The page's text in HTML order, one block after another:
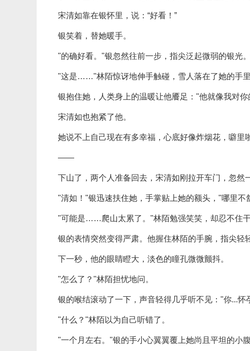
宋清如靠在银怀里，说：“好看！”
银笑着，替她暖手。
"的确好看。"银忽然往前一步，指尖泛起微弱的银光
"这是……"林陌惊讶地伸手触碰，雪人落在了她的手里
银抱住她，人类身上的温暖让他餍足："他就像我对
宋清如也抱紧了他。
她说不上自己现在有多幸福，心底好像炸烟花，噼里
——
下山了，两个人准备回去，宋清如刚拉开车门，忽然
"清如！"银迅速扶住她，手掌贴上她的额头，"哪里不
"可能是……爬山太累了。"林陌勉强笑笑，却忍不住干
银的表情突然变得严肃。他握住林陌的手腕，指尖轻
下一秒，他的眼睛瞪大，淡色的瞳孔微微颤抖。
"怎么了？"林陌担忧地问。
银的喉结滚动了一下，声音轻得几乎听不见："你...怀
"什么？"林陌以为自己听错了。
"一个月左右。"银的手小心翼翼覆上她尚且平坦的小